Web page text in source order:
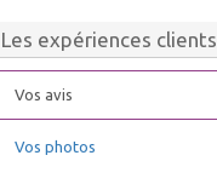
Les expériences clients
Vos avis
Vos photos